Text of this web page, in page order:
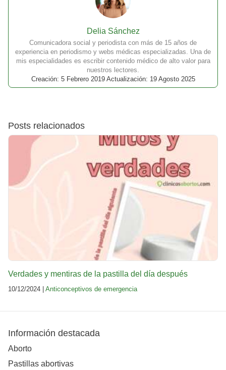
Delia Sánchez
Comunicadora social y periodista con más de 15 años de
experiencia en periodismo y webs médicas especializadas. Una de
mis especialidades es escribir contenido médico de alto valor para
nuestros lectores.
Creación: 5 Febrero 2019 Actualización: 19 Agosto 2025
Posts relacionados
Verdades y mentiras de la pastilla del día después
10/12/2024 | Anticonceptivos de emergencia
Información destacada
Aborto
Pastillas abortivas